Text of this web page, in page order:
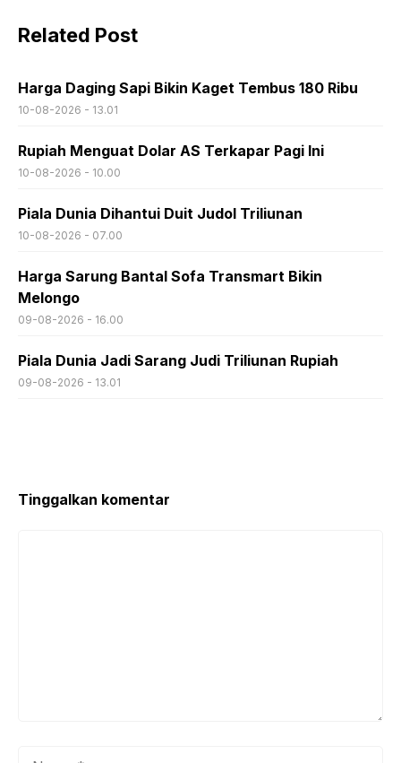
Related Post
Harga Daging Sapi Bikin Kaget Tembus 180 Ribu
10-08-2026 - 13.01
Rupiah Menguat Dolar AS Terkapar Pagi Ini
10-08-2026 - 10.00
Piala Dunia Dihantui Duit Judol Triliunan
10-08-2026 - 07.00
Harga Sarung Bantal Sofa Transmart Bikin
Melongo
09-08-2026 - 16.00
Piala Dunia Jadi Sarang Judi Triliunan Rupiah
09-08-2026 - 13.01
Tinggalkan komentar